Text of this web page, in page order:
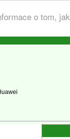
o tom, jak